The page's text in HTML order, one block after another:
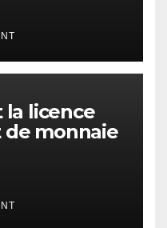
la licence
de monnaie